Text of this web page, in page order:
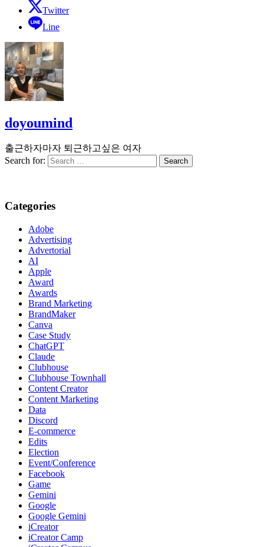
Twitter
Line
doyoumind
출근하자마자 퇴근하고싶은 여자
Search for:
Categories
Adobe
Advertising
Advertorial
AI
Apple
Award
Awards
Brand Marketing
BrandMaker
Canva
Case Study
ChatGPT
Claude
Clubhouse
Clubhouse Townhall
Content Creator
Content Marketing
Data
Discord
E-commerce
Edits
Election
Event/Conference
Facebook
Game
Gemini
Google
Google Gemini
iCreator
iCreator Camp